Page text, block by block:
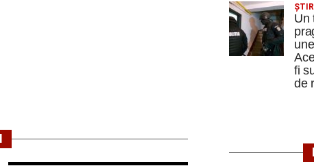
Un
fi
de